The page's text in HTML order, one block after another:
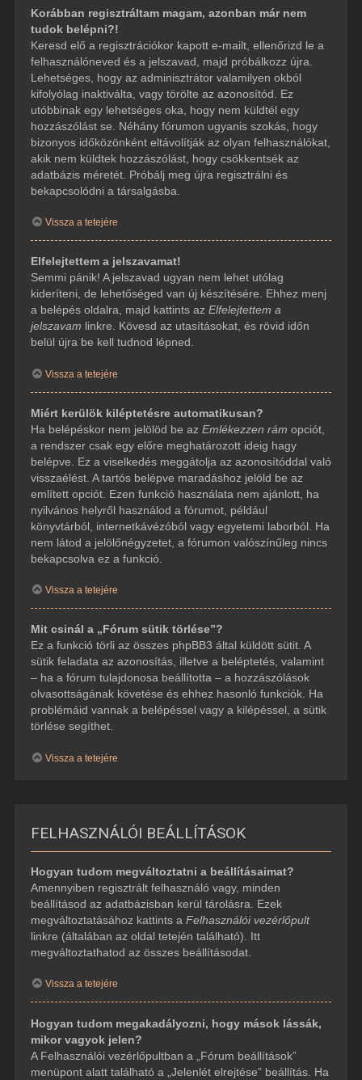
Korábban regisztráltam magam, azonban már nem
tudok belépni?!
Keresd elő a regisztrációkor kapott e-mailt, ellenőrizd le a
felhasználóneved és a jelszavad, majd próbálkozz újra.
Lehetséges, hogy az adminisztrátor valamilyen okból
kifolyólag inaktiválta, vagy törölte az azonosítód. Ez
utóbbinak egy lehetséges oka, hogy nem küldtél egy
hozzászólást se. Néhány fórumon ugyanis szokás, hogy
bizonyos időközönként eltávolítják az olyan felhasználókat,
akik nem küldtek hozzászólást, hogy csökkentsék az
adatbázis méretét. Próbálj meg újra regisztrálni és
bekapcsolódni a társalgásba.
Vissza a tetejére
Elfelejtettem a jelszavamat!
Semmi pánik! A jelszavad ugyan nem lehet utólag
kideríteni, de lehetőséged van új készítésére. Ehhez menj
a belépés oldalra, majd kattints az Elfelejtettem a
jelszavam linkre. Kövesd az utasításokat, és rövid időn
belül újra be kell tudnod lépned.
Vissza a tetejére
Miért kerülök kiléptetésre automatikusan?
Ha belépéskor nem jelölöd be az Emlékezzen rám opciót,
a rendszer csak egy előre meghatározott ideig hagy
belépve. Ez a viselkedés meggátolja az azonosítóddal való
visszaélést. A tartós belépve maradáshoz jelöld be az
említett opciót. Ezen funkció használata nem ajánlott, ha
nyilvános helyről használod a fórumot, például
könyvtárból, internetkávézóból vagy egyetemi laborból. Ha
nem látod a jelölőnégyzetet, a fórumon valószínűleg nincs
bekapcsolva ez a funkció.
Vissza a tetejére
Mit csinál a „Fórum sütik törlése”?
Ez a funkció törli az összes phpBB3 által küldött sütit. A
sütik feladata az azonosítás, illetve a beléptetés, valamint
– ha a fórum tulajdonosa beállította – a hozzászólások
olvasottságának követése és ehhez hasonló funkciók. Ha
problémáid vannak a belépéssel vagy a kilépéssel, a sütik
törlése segíthet.
Vissza a tetejére
FELHASZNÁLÓI BEÁLLÍTÁSOK
Hogyan tudom megváltoztatni a beállításaimat?
Amennyiben regisztrált felhasználó vagy, minden
beállításod az adatbázisban kerül tárolásra. Ezek
megváltoztatásához kattints a Felhasználói vezérlőpult
linkre (általában az oldal tetején található). Itt
megváltoztathatod az összes beállításodat.
Vissza a tetejére
Hogyan tudom megakadályozni, hogy mások lássák,
mikor vagyok jelen?
A Felhasználói vezérlőpultban a „Fórum beállítások”
menüpont alatt található a „Jelenlét elrejtése” beállítás. Ha